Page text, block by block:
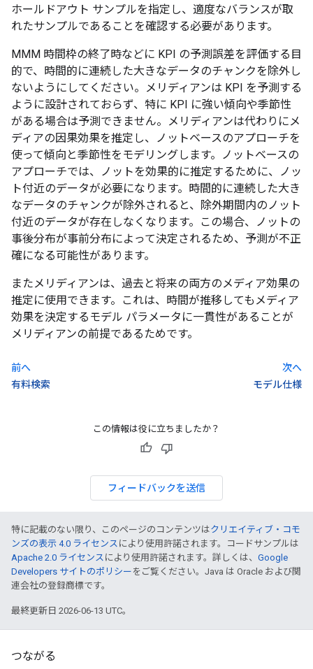
ホールドアウト サンプルを指定し、適度なバランスが取
れたサンプルであることを確認する必要があります。
MMM 時間枠の終了時などに KPI の予測誤差を評価する目
的で、時間的に連続した大きなデータのチャンクを除外し
ないようにしてください。メリディアンは KPI を予測する
ように設計されておらず、特に KPI に強い傾向や季節性
がある場合は予測できません。メリディアンは代わりにメ
ディアの因果効果を推定し、ノットベースのアプローチを
使って傾向と季節性をモデリングします。ノットベースの
アプローチでは、ノットを効果的に推定するために、ノッ
ト付近のデータが必要になります。時間的に連続した大き
なデータのチャンクが除外されると、除外期間内のノット
付近のデータが存在しなくなります。この場合、ノットの
事後分布が事前分布によって決定されるため、予測が不正
確になる可能性があります。
またメリディアンは、過去と将来の両方のメディア効果の
推定に使用できます。これは、時間が推移してもメディア
効果を決定するモデル パラメータに一貫性があることが
メリディアンの前提であるためです。
前へ
有料検索
次へ
モデル仕様
この情報は役に立ちましたか？
フィードバックを送信
特に記載のない限り、このページのコンテンツはクリエイティブ・コモ
ンズの表示 4.0 ライセンス により使用許諾されます。コードサンプルは
Apache 2.0 ライセンス により使用許諾されます。詳しくは、 Google
Developers サイトのポリシー をご覧ください。Java は Oracle および関
連会社の登録商標です。
最終更新日 2026-06-13 UTC。
つながる